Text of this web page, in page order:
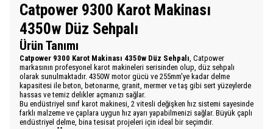
Catpower 9300 Karot Makinası
4350w Düz Sehpalı
Ürün Tanımı
Catpower 9300 Karot Makinası 4350w Düz Sehpalı, Catpower
markasının profesyonel karot makineleri serisinden olup, düz sehpalı
olarak sunulmaktadır. 4350W motor gücü ve 255mm'ye kadar delme
kapasitesi ile beton, betonarme, granit, mermer ve taş gibi sert yüzeylerde
hassas ve temiz delikler açmanızı sağlar.
Bu endüstriyel sınıf karot makinesi, 2 vitesli değişken hız sistemi sayesinde
farklı malzeme ve çaplara uygun hız ayarı yapabilmenizi sağlar. Büyük çaplı
endüstriyel delme, bina tesisat projeleri için ideal bir seçimdir.